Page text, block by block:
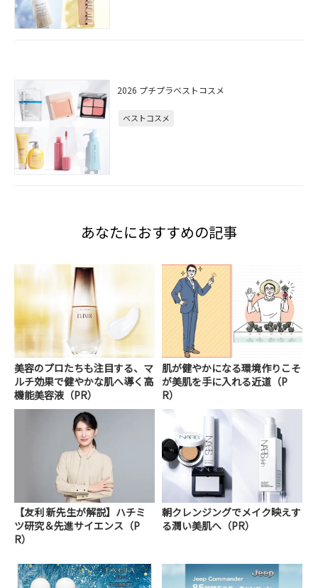
2026 プチプラベストコスメ
ベストコスメ
あなたにおすすめの記事
美容のプロたちも注目する、マ
ルチ効果で健やかな肌へ導く高
機能美容液（PR）
肌が健やかになる環境作りこそ
が美肌を手に入れる近道（P
R）
【友利 新先生が解説】ハチミ
ツ研究＆先進サイエンス（P
R）
朝クレンジングでメイク映えす
る潤い美肌へ（PR）